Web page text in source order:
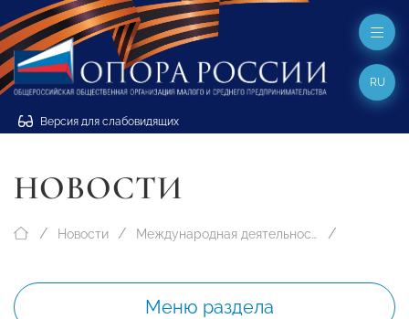
Версия для слабовидящих
RU
НОВОСТИ
Новости Международная деятельность
Меню раздела